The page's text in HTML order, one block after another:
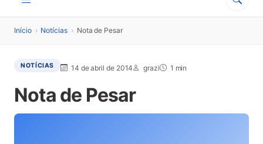
Início › Notícias › Nota de Pesar
NOTÍCIAS 14 de abril de 2014 grazi 1 min
Nota de Pesar